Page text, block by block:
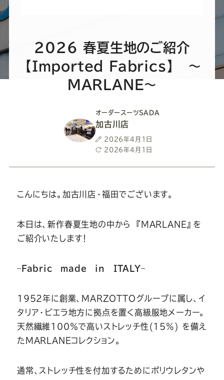
ー
ツ
公
式
Youtube
ー
ツ
SADA
の
公
式
Facebook
ー
ツ
SADA
の
公
式
Twitter
ー
ツ
SADA
の
公
式
Instagram
ー
ツ
SADA
の
公
式
LINE
2026 春夏生地のご紹介
【Imported Fabrics】 ～
MARLANE～
オーダースーツSADA
加古川店
投
稿
2026年4月1日
最
日
2026年4月1日
こんにちは。加古川店・福田でございます。
本日は、新作春夏生地の中から 『MARLANE』を
ご紹介いたします！
– Fabric made in ITALY–
1952年に創業、MARZOTTOグループに属し、イ
タリア・ビエラ地方に拠点を置く高級服地メーカー。
天然繊維100％で高いストレッチ性(15%) を備え
たMARLANEコレクション。
通常、ストレッチ性を付加するためにポリウレタンや